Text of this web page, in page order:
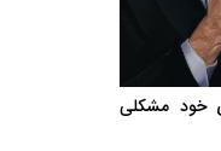
خود مشکلی